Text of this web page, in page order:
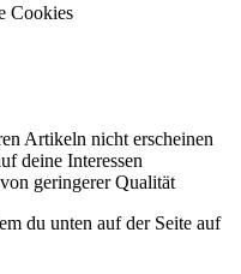
Cookies
Artikeln nicht erscheinen
deine Interessen
geringerer Qualität
du unten auf der Seite auf